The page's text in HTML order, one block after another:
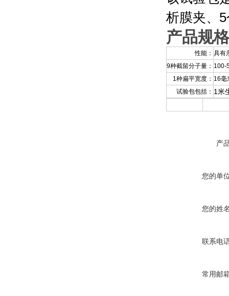
析膜夹、
产品规
性能： 具有
9种截留分子量： 100-
1种扁平宽度： 16毫
试验包包括： 1米
产
您的单
您的姓
联系电
常用邮